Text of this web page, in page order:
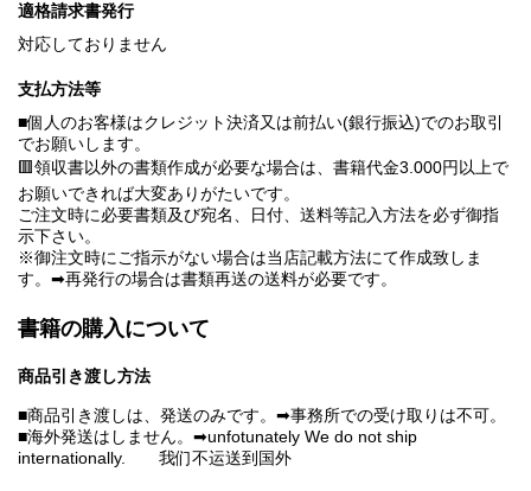
適格請求書発行
対応しておりません
支払方法等
■個人のお客様はクレジット決済又は前払い(銀行振込)でのお取引
でお願いします。
🟥領収書以外の書類作成が必要な場合は、書籍代金3.000円以上で
お願いできれば大変ありがたいです。
ご注文時に必要書類及び宛名、日付、送料等記入方法を必ず御指
示下さい。
※御注文時にご指示がない場合は当店記載方法にて作成致しま
す。➡再発行の場合は書類再送の送料が必要です。
書籍の購入について
商品引き渡し方法
■商品引き渡しは、発送のみです。➡事務所での受け取りは不可。
■海外発送はしません。➡unfotunately We do not ship
internationally. 我们不运送到国外